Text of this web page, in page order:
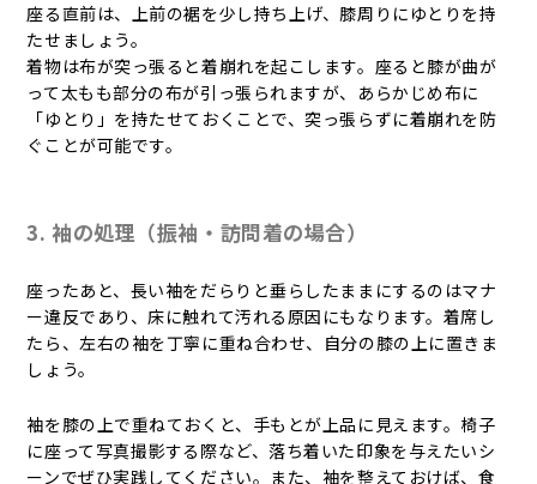
座る直前は、上前の裾を少し持ち上げ、膝周りにゆとりを持
たせましょう。
着物は布が突っ張ると着崩れを起こします。座ると膝が曲が
って太もも部分の布が引っ張られますが、あらかじめ布に
「ゆとり」を持たせておくことで、突っ張らずに着崩れを防
ぐことが可能です。
3. 袖の処理（振袖・訪問着の場合）
座ったあと、長い袖をだらりと垂らしたままにするのはマナ
ー違反であり、床に触れて汚れる原因にもなります。着席し
たら、左右の袖を丁寧に重ね合わせ、自分の膝の上に置きま
しょう。
袖を膝の上で重ねておくと、手もとが上品に見えます。椅子
に座って写真撮影する際など、落ち着いた印象を与えたいシ
ーンでぜひ実践してください。また、袖を整えておけば、食